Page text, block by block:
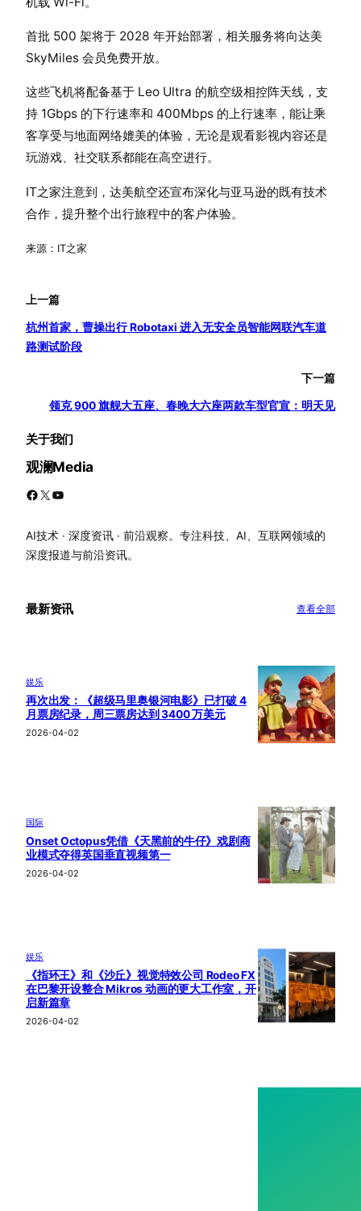
首批 500 架将于 2028 年开始部署，相关服务将向达美
SkyMiles 会员免费开放。
这些飞机将配备基于 Leo Ultra 的航空级相控阵天线，支
持 1Gbps 的下行速率和 400Mbps 的上行速率，能让乘
客享受与地面网络媲美的体验，无论是观看影视内容还是
玩游戏、社交联系都能在高空进行。
IT之家注意到，达美航空还宣布深化与亚马逊的既有技术
合作，提升整个出行旅程中的客户体验。
来源：IT之家
上一篇
杭州首家，曹操出行 Robotaxi 进入无安全员智能网联汽车道
路测试阶段
下一篇
领克 900 旗舰大五座、春晚大六座两款车型官宣：明天见
关于我们
观澜Media
Facebook X YouTube
AI技术 · 深度资讯 · 前沿观察。专注科技、AI、互联网领域的
深度报道与前沿资讯。
最新资讯 查看全部
娱乐
再次出发：《超级马里奥银河电影》已打破 4
月票房纪录，周三票房达到 3400 万美元
2026-04-02
国际
Onset Octopus凭借《天黑前的牛仔》戏剧商
业模式夺得英国垂直视频第一
2026-04-02
娱乐
《指环王》和《沙丘》视觉特效公司 Rodeo FX
在巴黎开设整合 Mikros 动画的更大工作室，开
启新篇章
2026-04-02